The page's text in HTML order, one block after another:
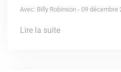
Avec: Billy Robinson - 09 décembre
Lire la suite